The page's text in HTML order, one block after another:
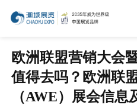
IEAE
IBTE
欧洲联盟营销大会
值得去吗？欧洲联
（AWE）展会信息